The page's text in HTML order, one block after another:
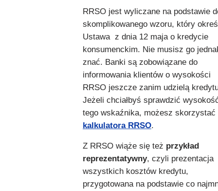
RRSO jest wyliczane na podstawie
skomplikowanego wzoru, który
Ustawa z dnia 12 maja o kredycie
konsumenckim. Nie musisz go
znać. Banki są zobowiązane do
informowania klientów o wysokości
RRSO jeszcze zanim udzielą
Jeżeli chciałbyś sprawdzić
tego wskaźnika, możesz skorzystać
kalkulatora RRSO.
Z RRSO wiąże się też przykład
reprezentatywny, czyli prezentacja
wszystkich kosztów kredytu,
przygotowana na podstawie co